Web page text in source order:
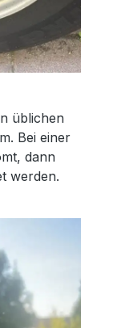
üblichen
Bei einer
dann
werden.